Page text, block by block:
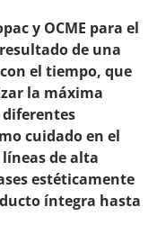
y OCME para el
de una
el tiempo, que
la máxima
cuidado en el
de alta
estéticamente
íntegra hasta